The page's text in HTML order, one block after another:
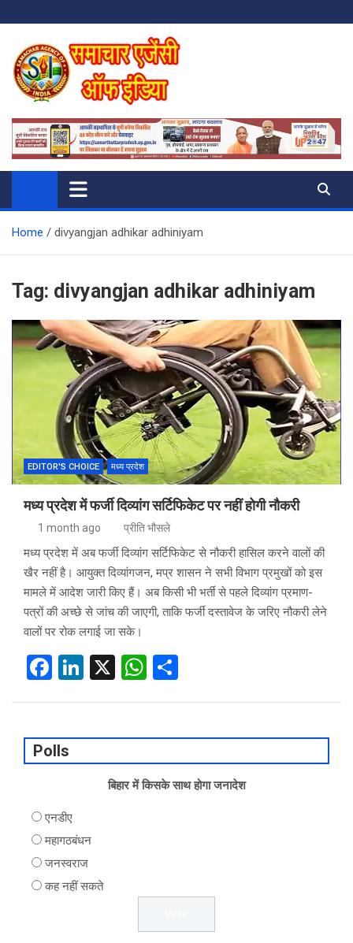
to
content
SAMACHAR AGENCY OF INDIA
My WordPress Blog
Home divyangjan adhikar adhiniyam
Tag: divyangjan adhikar adhiniyam
EDITOR'S CHOICE मध्य प्रदेश
मध्य प्रदेश में फर्जी दिव्यांग सर्टिफिकेट पर नहीं होगी नौकरी
1 month ago प्रीति भौसले
मध्य प्रदेश में अब फर्जी दिव्यांग सर्टिफिकेट से नौकरी हासिल करने वालों की
खैर नहीं है। आयुक्त दिव्यांगजन, मप्र शासन ने सभी विभाग प्रमुखों को इस
मामले में आदेश जारी किए हैं। अब किसी भी भर्ती से पहले दिव्यांग प्रमाण-
पत्रों की अच्छे से जांच की जाएगी, ताकि फर्जी दस्तावेज के जरिए नौकरी लेने
वालों पर रोक लगाई जा सके।
F
b
o
k
Li
dI
n
X
W
s
A
p
e
Polls
बिहार में किसके साथ होगा जनादेश
एनडीए
महागठबंधन
जनस्वराज
कह नहीं सकते